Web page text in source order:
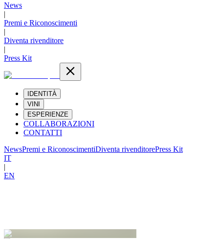
News
|
Premi e Riconoscimenti
|
Diventa rivenditore
|
Press Kit
IDENTITÀ
VINI
ESPERIENZE
COLLABORAZIONI
CONTATTI
NewsPremi e RiconoscimentiDiventa rivenditorePress Kit
IT
|
EN